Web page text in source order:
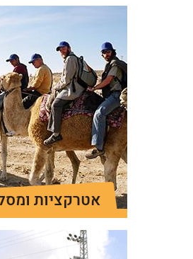
אטרקציות